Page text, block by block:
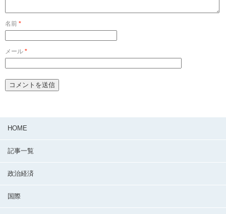
名前 *
メール *
HOME
記事一覧
政治経済
国際